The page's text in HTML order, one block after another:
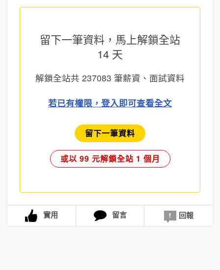
留下一筆資料，馬上解鎖全站
14 天
解鎖全站共 237083 筆薪資、面試資料
若已有權限，登入即可查看全文
留下一筆資料
或以 99 元解鎖全站 1 個月
實用 留言 回報